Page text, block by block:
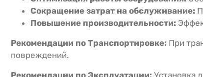
Сокращение затрат на обслуживание:
Повышение производительности:
Рекомендации по Транспортировке: При
повреждений.
Рекомендации по Эксплуатации: Установка